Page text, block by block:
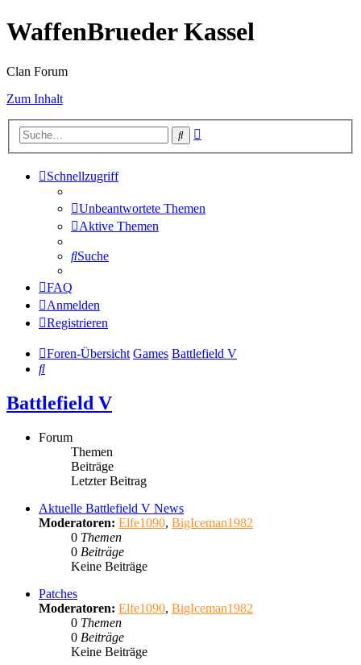
WaffenBrueder Kassel
Clan Forum
Zum Inhalt
Suche
Schnellzugriff
Unbeantwortete Themen
Aktive Themen
Suche
FAQ
Anmelden
Registrieren
Foren-Übersicht Games Battlefield V
Suche
Battlefield V
Forum
Themen
Beiträge
Letzter Beitrag
Aktuelle Battlefield V News
Moderatoren: Elfe1090, BigIceman1982
0 Themen
0 Beiträge
Keine Beiträge
Patches
Moderatoren: Elfe1090, BigIceman1982
0 Themen
0 Beiträge
Keine Beiträge